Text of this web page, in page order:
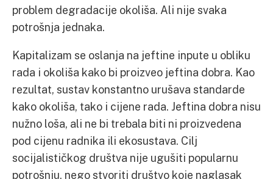
problem degradacije okoliša. Ali nije svaka
potrošnja jednaka.
Kapitalizam se oslanja na jeftine inpute u obliku
rada i okoliša kako bi proizveo jeftina dobra. Kao
rezultat, sustav konstantno urušava standarde
kako okoliša, tako i cijene rada. Jeftina dobra nisu
nužno loša, ali ne bi trebala biti ni proizvedena
pod cijenu radnika ili ekosustava. Cilj
socijalističkog društva nije ugušiti popularnu
potrošnju, nego stvoriti društvo koje naglasak